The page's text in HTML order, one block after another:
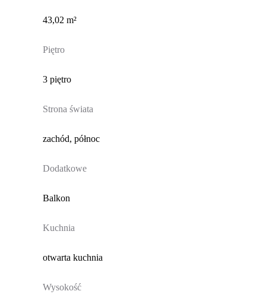
43,02 m²
Piętro
3 piętro
Strona świata
zachód, północ
Dodatkowe
Balkon
Kuchnia
otwarta kuchnia
Wysokość